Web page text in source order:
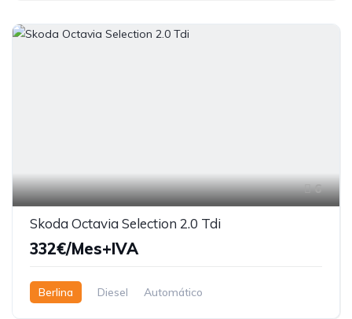
6
Skoda Octavia Selection 2.0 Tdi
332€/Mes+IVA
Berlina Diesel Automático